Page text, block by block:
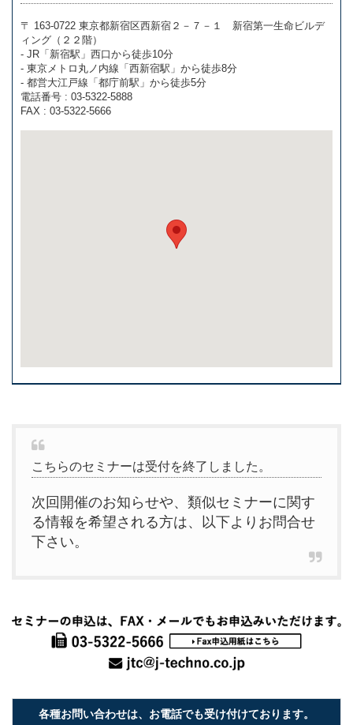
〒 163-0722 東京都新宿区西新宿２－７－１ 新宿第一生命ビルデ
ィング（２２階）
- JR「新宿駅」西口から徒歩10分
- 東京メトロ丸ノ内線「西新宿駅」から徒歩8分
- 都営大江戸線「都庁前駅」から徒歩5分
電話番号 : 03-5322-5888
FAX : 03-5322-5666
こちらのセミナーは受付を終了しました。
次回開催のお知らせや、類似セミナーに関す
る情報を希望される方は、以下よりお問合せ
下さい。
各種お問い合わせは、お電話でも受け付けております。